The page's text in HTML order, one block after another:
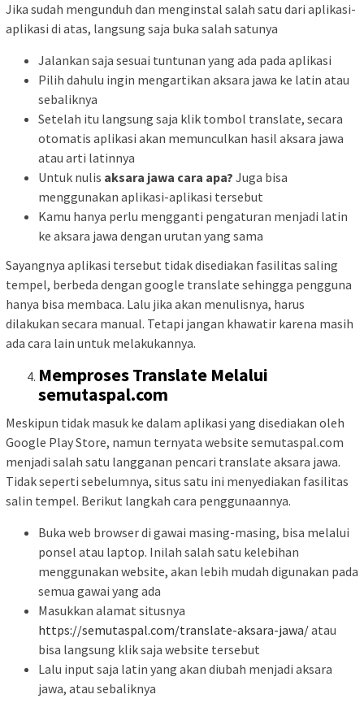
Jika sudah mengunduh dan menginstal salah satu dari aplikasi-
aplikasi di atas, langsung saja buka salah satunya
Jalankan saja sesuai tuntunan yang ada pada aplikasi
Pilih dahulu ingin mengartikan aksara jawa ke latin atau
sebaliknya
Setelah itu langsung saja klik tombol translate, secara
otomatis aplikasi akan memunculkan hasil aksara jawa
atau arti latinnya
Untuk nulis aksara jawa cara apa? Juga bisa
menggunakan aplikasi-aplikasi tersebut
Kamu hanya perlu mengganti pengaturan menjadi latin
ke aksara jawa dengan urutan yang sama
Sayangnya aplikasi tersebut tidak disediakan fasilitas saling
tempel, berbeda dengan google translate sehingga pengguna
hanya bisa membaca. Lalu jika akan menulisnya, harus
dilakukan secara manual. Tetapi jangan khawatir karena masih
ada cara lain untuk melakukannya.
Memproses Translate Melalui
semutaspal.com
Meskipun tidak masuk ke dalam aplikasi yang disediakan oleh
Google Play Store, namun ternyata website semutaspal.com
menjadi salah satu langganan pencari translate aksara jawa.
Tidak seperti sebelumnya, situs satu ini menyediakan fasilitas
salin tempel. Berikut langkah cara penggunaannya.
Buka web browser di gawai masing-masing, bisa melalui
ponsel atau laptop. Inilah salah satu kelebihan
menggunakan website, akan lebih mudah digunakan pada
semua gawai yang ada
Masukkan alamat situsnya
https://semutaspal.com/translate-aksara-jawa/atau
bisa langsung klik saja website tersebut
Lalu input saja latin yang akan diubah menjadi aksara
jawa, atau sebaliknya